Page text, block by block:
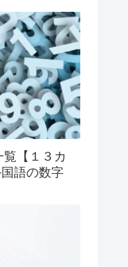
【１３カ
語の数字